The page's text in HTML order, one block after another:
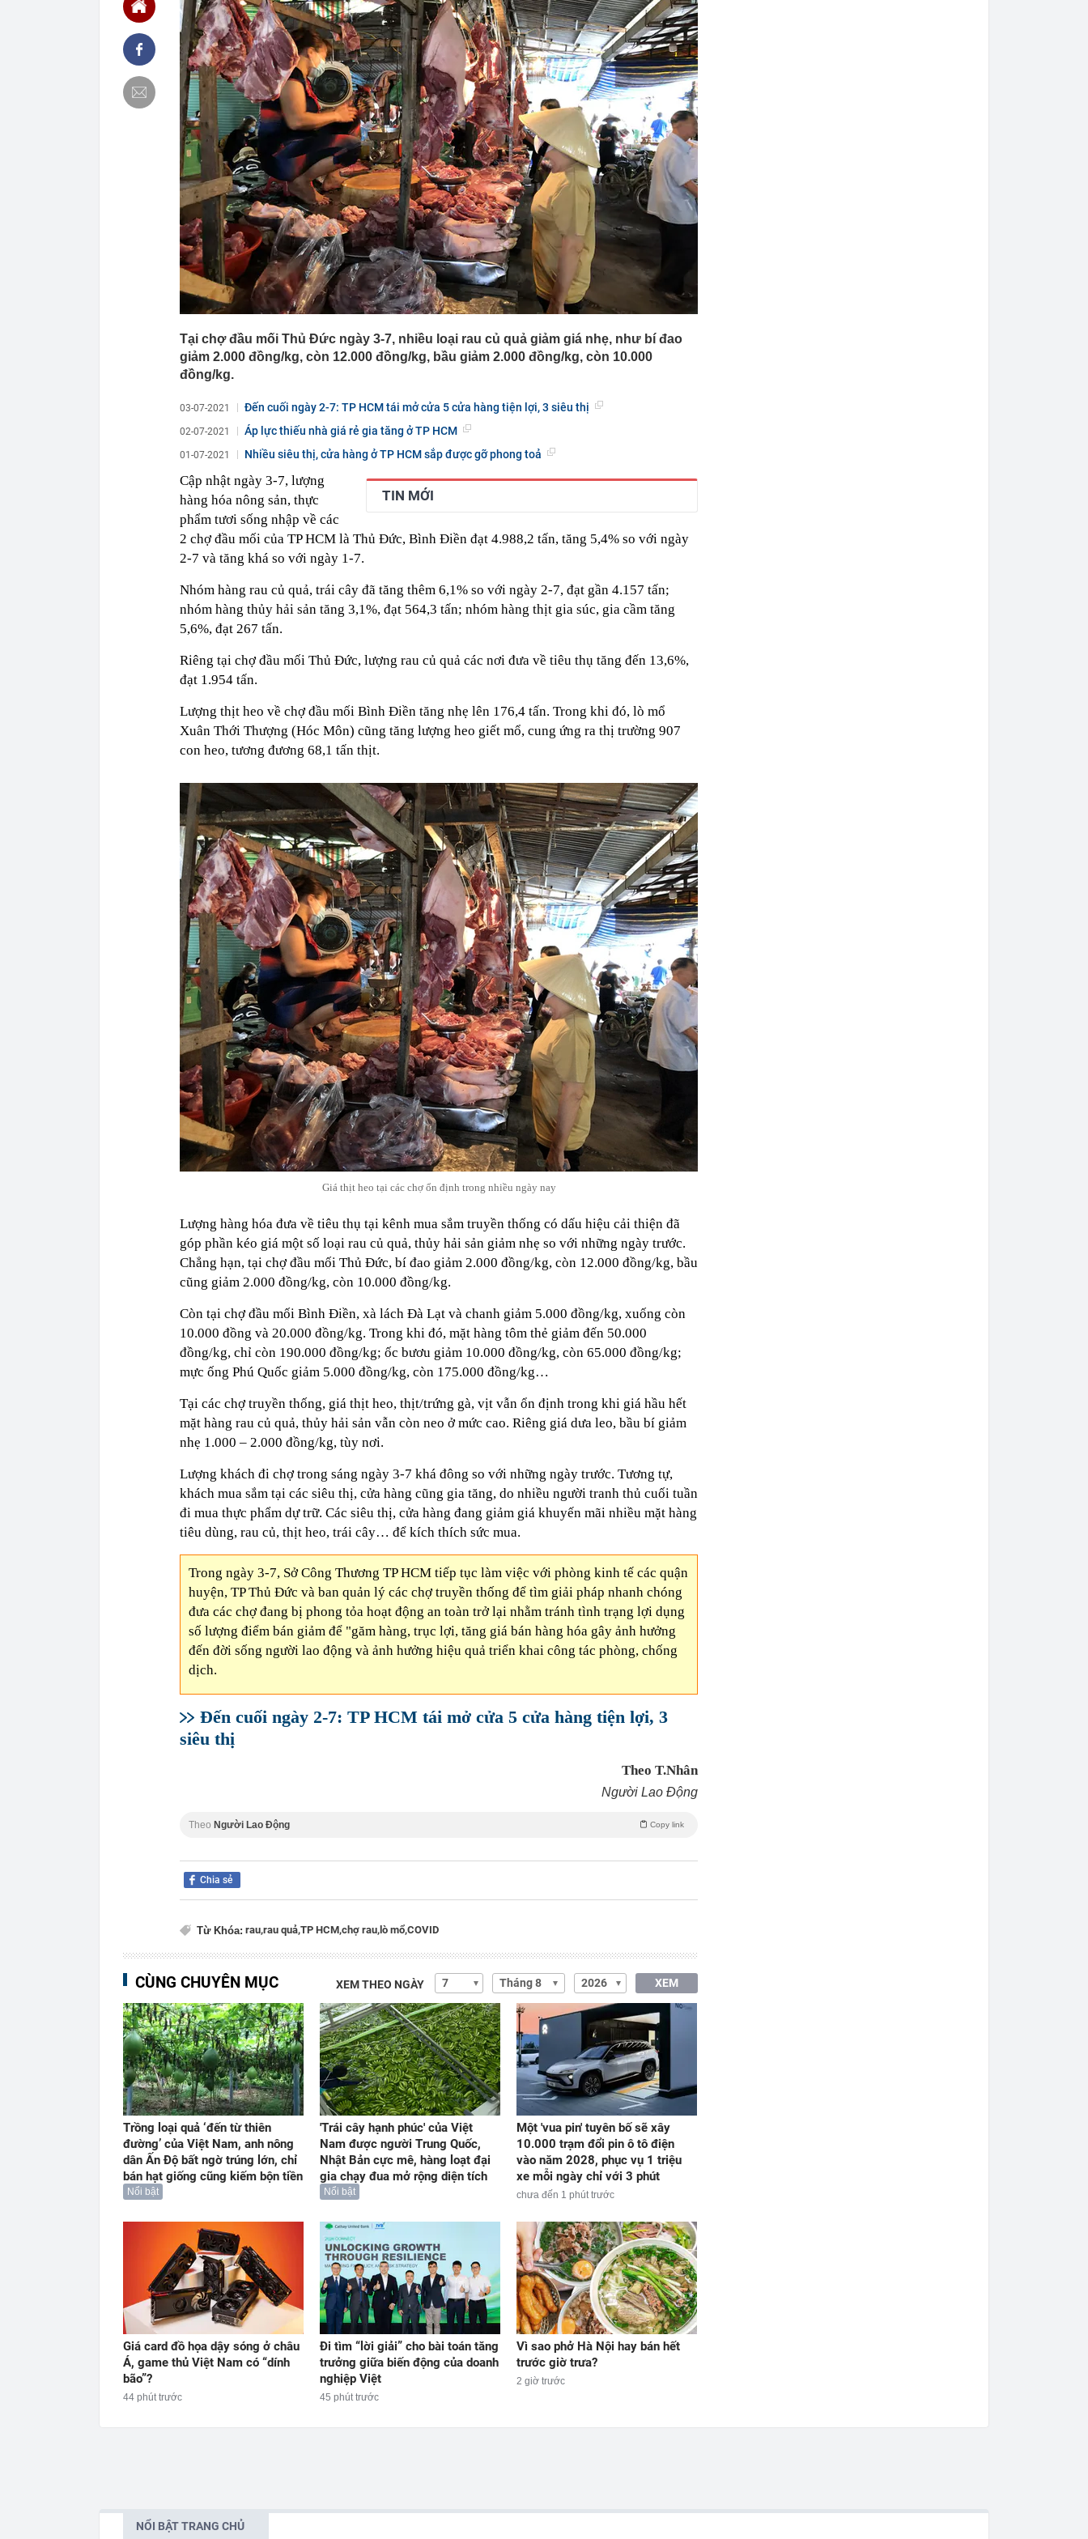
chắn là siêu phẩm”
23:14
Bí mật được Apple giấu kín suốt 15 năm trên iPhone
22:56
Vì sao ngày càng nhiều gia đình không còn phơi quần áo ở ban công?
Vài mét vuông ngoài trời đang được dùng theo 1 cách rất khác
22:48
5 LOẠI rau quen thuộc có khả năng tích tụ kim loại nặng, người Việt
nên cẩn thận nguồn gốc trước khi sử dụng
22:28
CHÍNH THỨC: Lịch đi học trở lại của học sinh 34 tỉnh, thành phố sau kỳ
nghỉ hè
22:25
Vì sao đồ ăn Việt hầu như món nào cũng có hành lá?
22:07
Không cần tặng quà, 5 câu nói này đủ sức khiến mối quan hệ phụ
huynh - giáo viên gắn bó khăng khít, con trẻ được hưởng lợi!
22:03
Ukraine tập kích Crimea, phá hủy hệ thống phòng không 15 triệu USD
của Nga
22:02
Nam NSND, Giám đốc Nhà hát Chèo Quân đội mua ô tô tặng sinh nhật
vợ thiếu tá kém 12 tuổi
21:51
Một ô tô biển 29A "dính" gần 100 lần phạt nguội do chạy quá tốc độ quy
định: Riêng tháng 7/2026 vi phạm 21 lần
21:37
Tổng thống Trump bực bội vì lộ tin về kho đạn dược Mỹ
Tại chợ đầu mối Thủ Đức ngày 3-7, nhiều loại rau củ quả giảm giá nhẹ, như bí đao
giảm 2.000 đồng/kg, còn 12.000 đồng/kg, bầu giảm 2.000 đồng/kg, còn 10.000
đồng/kg.
03-07-2021 Đến cuối ngày 2-7: TP HCM tái mở cửa 5 cửa hàng tiện lợi, 3 siêu thị
02-07-2021 Áp lực thiếu nhà giá rẻ gia tăng ở TP HCM
01-07-2021 Nhiều siêu thị, cửa hàng ở TP HCM sắp được gỡ phong toả
TIN MỚI
Cập nhật ngày 3-7, lượng
hàng hóa nông sản, thực
phẩm tươi sống nhập về các
2 chợ đầu mối của TP HCM là Thủ Đức, Bình Điền đạt 4.988,2 tấn, tăng 5,4% so với ngày
2-7 và tăng khá so với ngày 1-7.
Nhóm hàng rau củ quả, trái cây đã tăng thêm 6,1% so với ngày 2-7, đạt gần 4.157 tấn;
nhóm hàng thủy hải sản tăng 3,1%, đạt 564,3 tấn; nhóm hàng thịt gia súc, gia cầm tăng
5,6%, đạt 267 tấn.
Riêng tại chợ đầu mối Thủ Đức, lượng rau củ quả các nơi đưa về tiêu thụ tăng đến 13,6%,
đạt 1.954 tấn.
Lượng thịt heo về chợ đầu mối Bình Điền tăng nhẹ lên 176,4 tấn. Trong khi đó, lò mổ
Xuân Thới Thượng (Hóc Môn) cũng tăng lượng heo giết mổ, cung ứng ra thị trường 907
con heo, tương đương 68,1 tấn thịt.
Giá thịt heo tại các chợ ổn định trong nhiều ngày nay
Lượng hàng hóa đưa về tiêu thụ tại kênh mua sắm truyền thống có dấu hiệu cải thiện đã
góp phần kéo giá một số loại rau củ quả, thủy hải sản giảm nhẹ so với những ngày trước.
Chẳng hạn, tại chợ đầu mối Thủ Đức, bí đao giảm 2.000 đồng/kg, còn 12.000 đồng/kg, bầu
cũng giảm 2.000 đồng/kg, còn 10.000 đồng/kg.
Còn tại chợ đầu mối Bình Điền, xà lách Đà Lạt và chanh giảm 5.000 đồng/kg, xuống còn
10.000 đồng và 20.000 đồng/kg. Trong khi đó, mặt hàng tôm thẻ giảm đến 50.000
đồng/kg, chỉ còn 190.000 đồng/kg; ốc bươu giảm 10.000 đồng/kg, còn 65.000 đồng/kg;
mực ống Phú Quốc giảm 5.000 đồng/kg, còn 175.000 đồng/kg…
Tại các chợ truyền thống, giá thịt heo, thịt/trứng gà, vịt vẫn ổn định trong khi giá hầu hết
mặt hàng rau củ quả, thủy hải sản vẫn còn neo ở mức cao. Riêng giá dưa leo, bầu bí giảm
nhẹ 1.000 – 2.000 đồng/kg, tùy nơi.
Lượng khách đi chợ trong sáng ngày 3-7 khá đông so với những ngày trước. Tương tự,
khách mua sắm tại các siêu thị, cửa hàng cũng gia tăng, do nhiều người tranh thủ cuối tuần
đi mua thực phẩm dự trữ. Các siêu thị, cửa hàng đang giảm giá khuyến mãi nhiều mặt hàng
tiêu dùng, rau củ, thịt heo, trái cây… để kích thích sức mua.
Trong ngày 3-7, Sở Công Thương TP HCM tiếp tục làm việc với phòng kinh tế các quận
huyện, TP Thủ Đức và ban quản lý các chợ truyền thống để tìm giải pháp nhanh chóng
đưa các chợ đang bị phong tỏa hoạt động an toàn trở lại nhằm tránh tình trạng lợi dụng
số lượng điểm bán giảm để "găm hàng, trục lợi, tăng giá bán hàng hóa gây ảnh hưởng
đến đời sống người lao động và ảnh hưởng hiệu quả triển khai công tác phòng, chống
dịch.
Đến cuối ngày 2-7: TP HCM tái mở cửa 5 cửa hàng tiện lợi, 3
siêu thị
Theo T.Nhân
Người Lao Động
Theo Người Lao Động Copy link
Chia sẻ
Từ Khóa: rau,rau quả,TP HCM,chợ rau,lò mổ,COVID
CÙNG CHUYÊN MỤC XEM THEO NGÀY XEM
Trồng loại quả ‘đến từ thiên
đường’ của Việt Nam, anh nông
dân Ấn Độ bất ngờ trúng lớn, chỉ
bán hạt giống cũng kiếm bộn tiền
Nổi bật
'Trái cây hạnh phúc' của Việt
Nam được người Trung Quốc,
Nhật Bản cực mê, hàng loạt đại
gia chạy đua mở rộng diện tích
Nổi bật
Một 'vua pin' tuyên bố sẽ xây
10.000 trạm đổi pin ô tô điện
vào năm 2028, phục vụ 1 triệu
xe mỗi ngày chỉ với 3 phút
chưa đến 1 phút trước
Giá card đồ họa dậy sóng ở châu
Á, game thủ Việt Nam có “dính
bão”?
44 phút trước
Đi tìm “lời giải” cho bài toán tăng
trưởng giữa biến động của doanh
nghiệp Việt
45 phút trước
Vì sao phở Hà Nội hay bán hết
trước giờ trưa?
2 giờ trước
NỔI BẬT TRANG CHỦ